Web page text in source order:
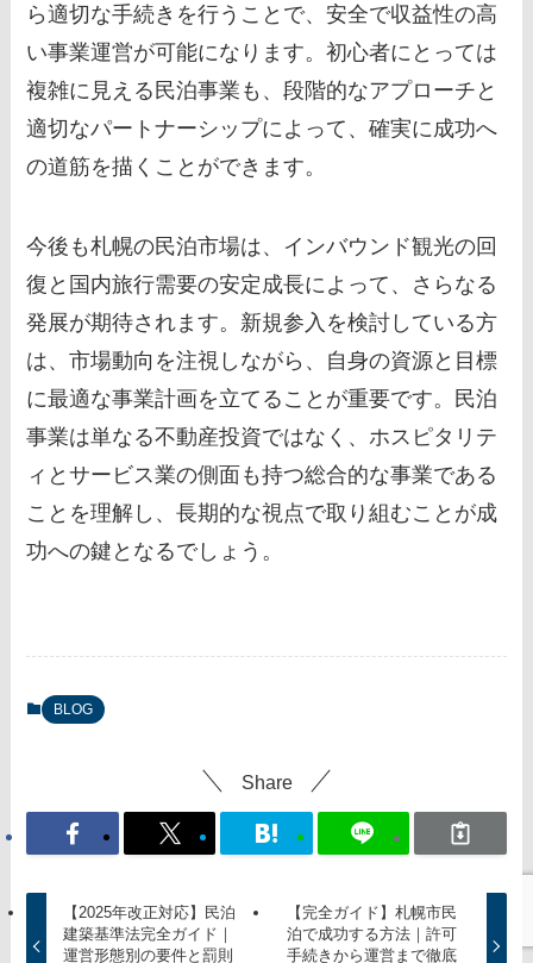
ら適切な手続きを行うことで、安全で収益性の高
い事業運営が可能になります。初心者にとっては
複雑に見える民泊事業も、段階的なアプローチと
適切なパートナーシップによって、確実に成功へ
の道筋を描くことができます。
今後も札幌の民泊市場は、インバウンド観光の回
復と国内旅行需要の安定成長によって、さらなる
発展が期待されます。新規参入を検討している方
は、市場動向を注視しながら、自身の資源と目標
に最適な事業計画を立てることが重要です。民泊
事業は単なる不動産投資ではなく、ホスピタリテ
ィとサービス業の側面も持つ総合的な事業である
ことを理解し、長期的な視点で取り組むことが成
功への鍵となるでしょう。
BLOG
Share
【2025年改正対応】民泊
建築基準法完全ガイド｜
運営形態別の要件と罰則
【完全ガイド】札幌市民
泊で成功する方法｜許可
手続きから運営まで徹底